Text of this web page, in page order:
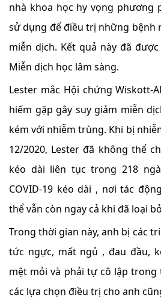
nhà khoa học hy vọng phương
sử dụng để điều trị những bệnh
miễn dịch. Kết quả này đã
Miễn dịch học lâm sàng.
Lester mắc Hội chứng Wiskott-
hiếm gặp gây suy giảm miễn
kém với nhiễm trùng. Khi bị
12/2020, Lester đã không thể
kéo dài liên tục trong 218
COVID-19 kéo dài , nơi tác
thể vẫn còn ngay cả khi đã loại
Trong thời gian này, anh bị các
tức ngực, mất ngủ , đau đầu,
mệt mỏi và phải tự cô lập trong
các lựa chọn điều trị cho anh